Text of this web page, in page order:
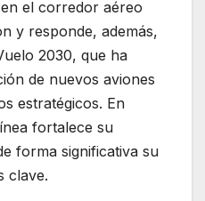
el corredor aéreo
y responde, además,
2030, que ha
de nuevos aviones
estratégicos. En
fortalece su
forma significativa su
clave.